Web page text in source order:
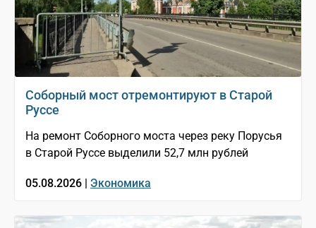
Соборный мост отремонтируют в Старой
Руссе
На ремонт Соборного моста через реку Порусья
в Старой Руссе выделили 52,7 млн рублей
05.08.2026 | Экономика